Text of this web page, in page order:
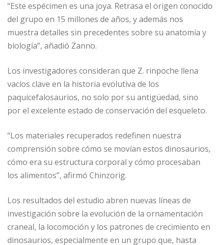
“Este espécimen es una joya. Retrasa el origen conocido
del grupo en 15 millones de años, y además nos
muestra detalles sin precedentes sobre su anatomía y
biología”, añadió Zanno.
Los investigadores consideran que Z. rinpoche llena
vacíos clave en la historia evolutiva de los
paquicefalosaurios, no solo por su antigüedad, sino
por el excelente estado de conservación del esqueleto.
“Los materiales recuperados redefinen nuestra
comprensión sobre cómo se movían estos dinosaurios,
cómo era su estructura corporal y cómo procesaban
los alimentos”, afirmó Chinzorig.
Los resultados del estudio abren nuevas líneas de
investigación sobre la evolución de la ornamentación
craneal, la locomoción y los patrones de crecimiento en
dinosaurios, especialmente en un grupo que, hasta